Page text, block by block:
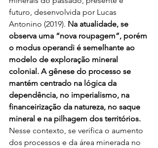
futuro, desenvolvida por Lucas
Antonino (2019). Na atualidade, se
observa uma “nova roupagem”, porém
o modus operandi é semelhante ao
modelo de exploração mineral
colonial. A gênese do processo se
mantém centrado na lógica da
dependência, no imperialismo, na
financeirização da natureza, no saque
mineral e na pilhagem dos territórios.
Nesse contexto, se verifica o aumento
dos processos e da área minerada no